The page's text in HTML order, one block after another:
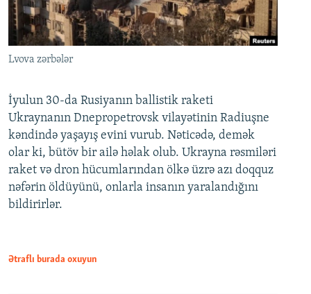
Lvova zərbələr
İyulun 30-da Rusiyanın ballistik raketi
Ukraynanın Dnepropetrovsk vilayətinin Radiuşne
kəndində yaşayış evini vurub. Nəticədə, demək
olar ki, bütöv bir ailə həlak olub. Ukrayna rəsmiləri
raket və dron hücumlarından ölkə üzrə azı doqquz
nəfərin öldüyünü, onlarla insanın yaralandığını
bildirirlər.
Ətraflı burada oxuyun